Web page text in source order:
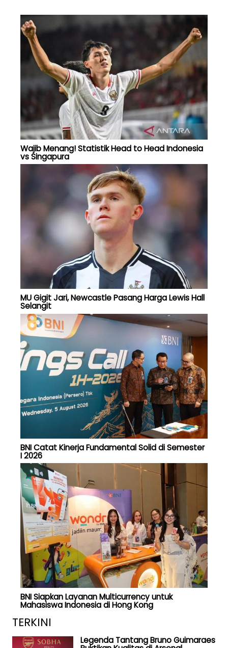
Wajib Menang! Statistik Head to Head Indonesia
vs Singapura
MU Gigit Jari, Newcastle Pasang Harga Lewis Hall
Selangit
BNI Catat Kinerja Fundamental Solid di Semester
I 2026
BNI Siapkan Layanan Multicurrency untuk
Mahasiswa Indonesia di Hong Kong
TERKINI
Legenda Tantang Bruno Guimaraes